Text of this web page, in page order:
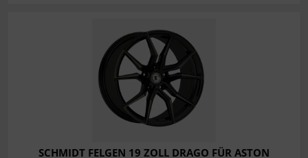
SCHMIDT FELGEN 19 ZOLL DRAGO FÜR ASTON